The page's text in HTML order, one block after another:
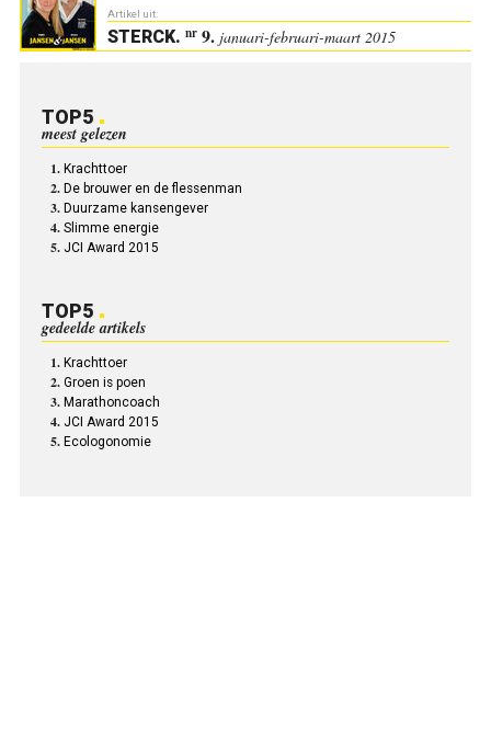
Artikel uit:
STERCK. nr9. januari-februari-maart 2015
TOP5
meest gelezen
Krachttoer
De brouwer en de flessenman
Duurzame kansengever
Slimme energie
JCI Award 2015
TOP5
gedeelde artikels
Krachttoer
Groen is poen
Marathoncoach
JCI Award 2015
Ecologonomie